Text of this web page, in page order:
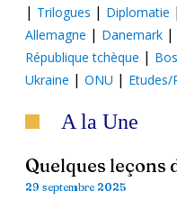
| Trilogues | Diplomatie |
Allemagne | Danemark |
République tchèque |
Ukraine | ONU | Etudes/
A la Une
Quelques leçons
29 septembre 2025